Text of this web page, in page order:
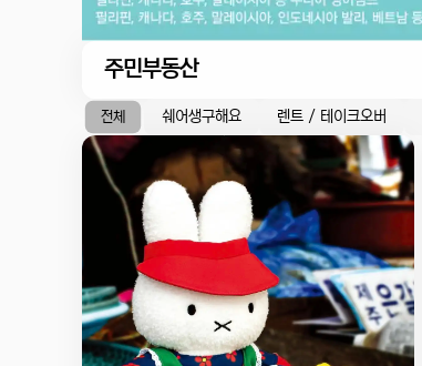
주민부동산
전체 쉐어생구해요 렌트 / 테이크오버